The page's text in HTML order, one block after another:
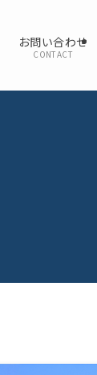
お問い合わせ
CONTACT